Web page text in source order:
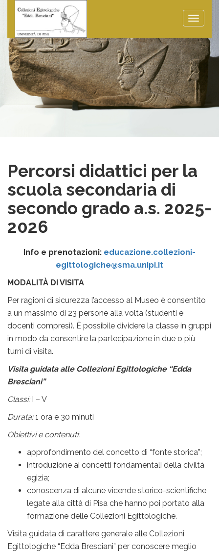
Toggle
Percorsi didattici per la
scuola secondaria di
secondo grado a.s. 2025-
2026
Info e prenotazioni: educazione.collezioni-
egittologiche@sma.unipi.it
MODALITÀ DI VISITA
Per ragioni di sicurezza l’accesso al Museo è consentito
a un massimo di 23 persone alla volta (studenti e
docenti compresi). È possibile dividere la classe in gruppi
in modo da consentire la partecipazione in due o più
turni di visita.
Visita guidata alle Collezioni Egittologiche “Edda
Bresciani”
Classi:I – V
Durata:1 ora e 30 minuti
Obiettivi e contenuti:
approfondimento del concetto di “fonte storica”;
introduzione ai concetti fondamentali della civiltà
egizia;
conoscenza di alcune vicende storico-scientifiche
legate alla città di Pisa che hanno poi portato alla
formazione delle Collezioni Egittologiche.
Visita guidata di carattere generale alle Collezioni
Egittologiche “Edda Bresciani” per conoscere meglio